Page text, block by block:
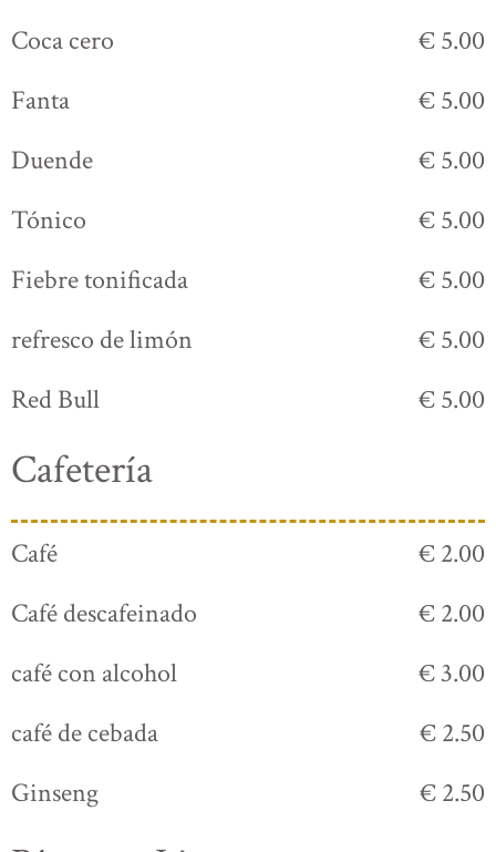
Coca cero
€ 5.00
Fanta
€ 5.00
Duende
€ 5.00
Tónico
€ 5.00
Fiebre tonificada
€ 5.00
refresco de limón
€ 5.00
Red Bull
€ 5.00
Cafetería
Café
€ 2.00
Café descafeinado
€ 2.00
café con alcohol
€ 3.00
café de cebada
€ 2.50
Ginseng
€ 2.50